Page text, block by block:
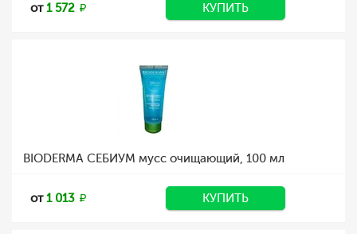
от1 572 КУПИТЬ
BIODERMA СЕБИУМ мусс очищающий, 100 мл
от1 013 КУПИТЬ